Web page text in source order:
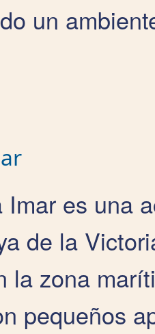
un
es una
de la
la zona
pequeños